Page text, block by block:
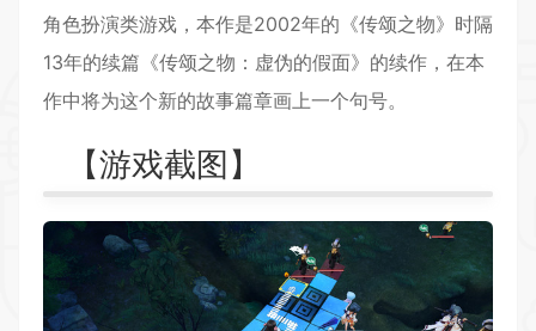
角色扮演类游戏，本作是2002年的《传颂之物》时隔
13年的续篇《传颂之物：虚伪的假面》的续作，在本
作中将为这个新的故事篇章画上一个句号。
【游戏截图】